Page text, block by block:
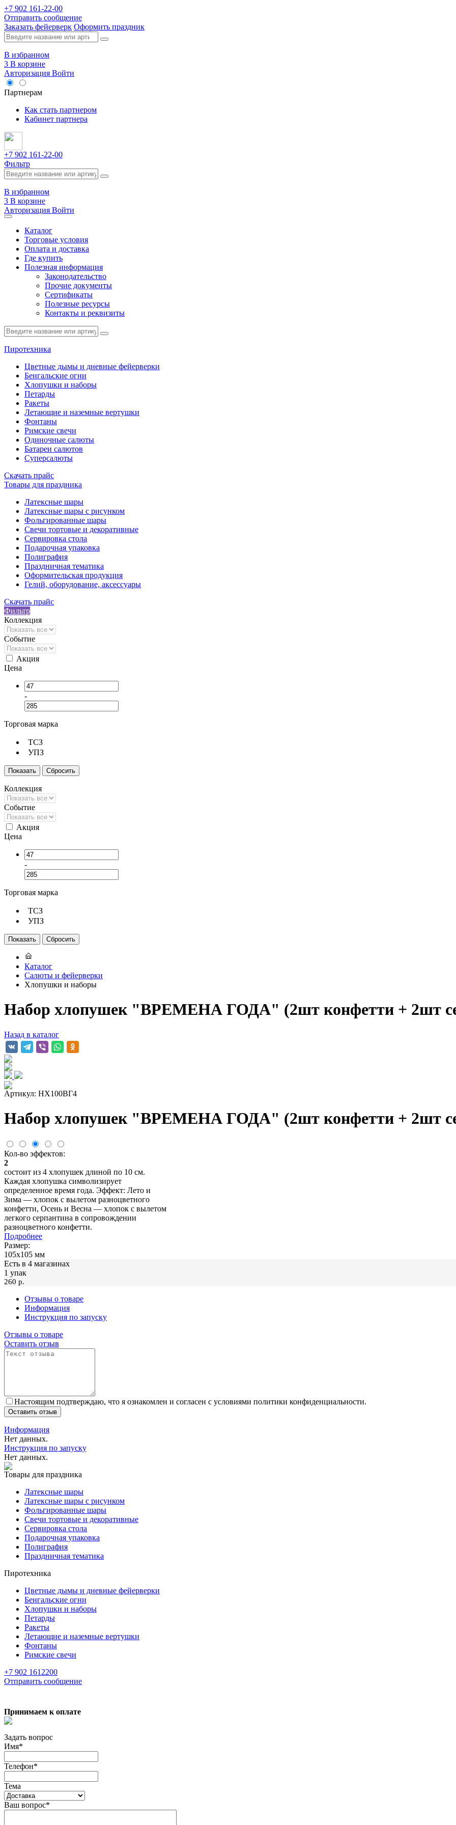
+7 902 161-22-00
Отправить сообщение
Заказать фейерверк Оформить праздник
В избранном
3 В корзине
Авторизация Войти
Партнерам
Как стать партнером
Кабинет партнера
+7 902 161-22-00
Фильтр
В избранном
3 В корзине
Авторизация Войти
Каталог
Торговые условия
Оплата и доставка
Где купить
Полезная информация
Законодательство
Прочие документы
Сертификаты
Полезные ресурсы
Контакты и реквизиты
Пиротехника
Цветные дымы и дневные фейерверки
Бенгальские огни
Хлопушки и наборы
Петарды
Ракеты
Летающие и наземные вертушки
Фонтаны
Римские свечи
Одиночные салюты
Батареи салютов
Суперсалюты
Скачать прайс
Товары для праздника
Латексные шары
Латексные шары с рисунком
Фольгированные шары
Свечи тортовые и декоративные
Сервировка стола
Подарочная упаковка
Полиграфия
Праздничная тематика
Оформительская продукция
Гелий, оборудование, аксессуары
Скачать прайс
Фильтр
Коллекция
Событие
Акция
Цена
-
Торговая марка
ТСЗ
УПЗ
Коллекция
Событие
Акция
Цена
-
Торговая марка
ТСЗ
УПЗ
Каталог
Салюты и фейерверки
Хлопушки и наборы
Набор хлопушек "ВРЕМЕНА ГОДА" (2шт конфетти + 2шт
Назад в каталог
Артикул: НХ100ВГ4
Набор хлопушек "ВРЕМЕНА ГОДА" (2шт конфетти + 2шт
Кол-во эффектов:
2
состоит из 4 хлопушек длиной по 10 см.
Каждая хлопушка символизирует
определенное время года. Эффект: Лето и
Зима — хлопок с вылетом разноцветного
конфетти, Осень и Весна — хлопок с вылетом
легкого серпантина в сопровождении
разноцветного конфетти.
Подробнее
Размер:
105х105 мм
Есть в 4 магазинах
1 упак
260 p.
Отзывы о товаре
Информация
Инструкция по запуску
Отзывы о товаре
Оставить отзыв
Настоящим подтверждаю, что я ознакомлен и согласен с условиями политики конфиденциальности.
Оставить отзыв
Информация
Нет данных.
Инструкция по запуску
Нет данных.
Товары для праздника
Латексные шары
Латексные шары с рисунком
Фольгированные шары
Свечи тортовые и декоративные
Сервировка стола
Подарочная упаковка
Полиграфия
Праздничная тематика
Пиротехника
Цветные дымы и дневные фейерверки
Бенгальские огни
Хлопушки и наборы
Петарды
Ракеты
Летающие и наземные вертушки
Фонтаны
Римские свечи
+7 902 1612200
Отправить сообщение
Принимаем к оплате
Задать вопрос
Имя*
Телефон*
Тема
Ваш вопрос*